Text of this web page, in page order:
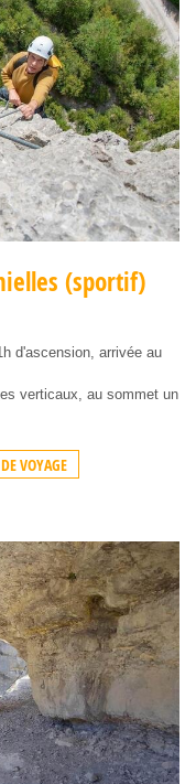
(sportif)
d'ascension, arrivée au
verticaux, au sommet un
VOYAGE